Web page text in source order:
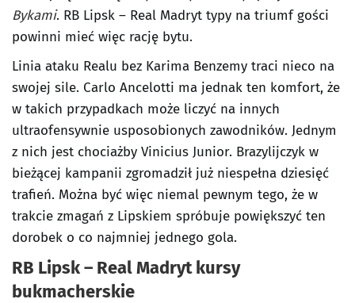
Bykami. RB Lipsk – Real Madryt typy na triumf gości
powinni mieć więc rację bytu.
Linia ataku Realu bez Karima Benzemy traci nieco na
swojej sile. Carlo Ancelotti ma jednak ten komfort, że
w takich przypadkach może liczyć na innych
ultraofensywnie usposobionych zawodników. Jednym
z nich jest chociażby Vinicius Junior. Brazylijczyk w
bieżącej kampanii zgromadził już niespełna dziesięć
trafień. Można być więc niemal pewnym tego, że w
trakcie zmagań z Lipskiem spróbuje powiększyć ten
dorobek o co najmniej jednego gola.
RB Lipsk – Real Madryt kursy
bukmacherskie